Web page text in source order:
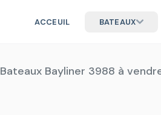
ACCEUIL BATEAUX
Bateaux Bayliner 3988 à